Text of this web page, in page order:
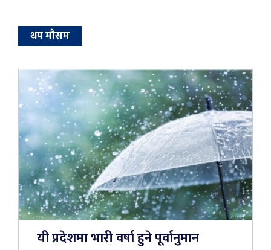
थप माैसम
यी प्रदेशमा भारी वर्षा हुने पूर्वानुमान